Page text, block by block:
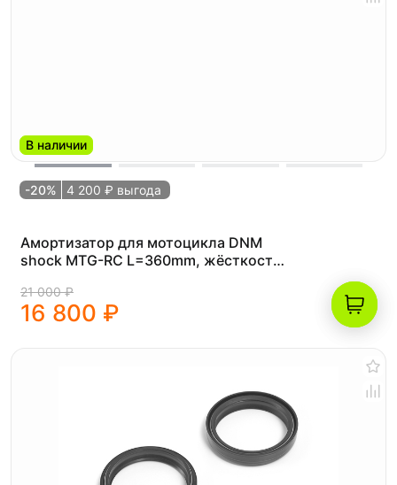
В наличии
-20% 4 200 ₽ выгода
Амортизатор для мотоцикла DNM
shock MTG-RC L=360mm, жёсткость
21 000 ₽
16 800 ₽